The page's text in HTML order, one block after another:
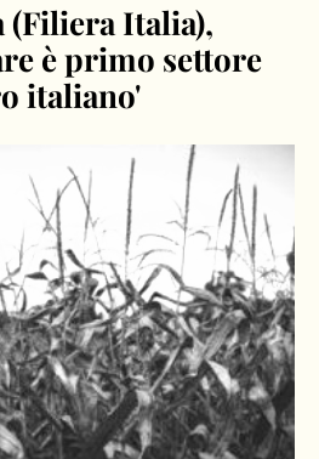
(Filiera Italia),
è primo settore
italiano'